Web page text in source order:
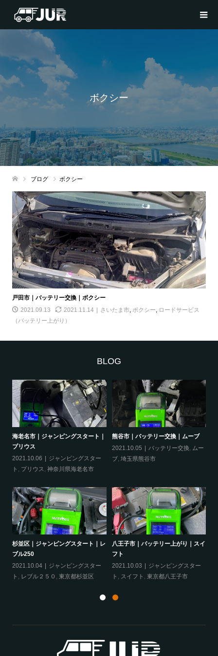
ボクシー
ブログ ボクシー
戸田市｜バッテリー交換｜ボクシー
2021.09.13
2021.11.14 さいたま市, ボクシー, ロードサービス
（バッテリー上がり）
BLOG
海老名市｜ジャンピングスタート｜
プリウス
2021.10.06
ジャンピングスター
ト , プリウス, 神奈川県海老名市
熊谷市｜バッテリー交換｜ムーブ
2021.10.05
バッテリー交換, ムー
ブ, 埼玉県熊谷市
杉並区｜ジャンピングスタート｜レ
ブル250
2021.10.04
ジャンピングスター
ト
レブル２５０ 東京都杉並区
八王子市｜バッテリー上がり｜スイ
フト
2021.10.03
ジャンピングスター
ト
スイフト 東京都八王子市